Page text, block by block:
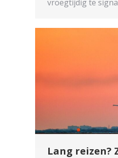
vroegtijdig te
Lang reizen?